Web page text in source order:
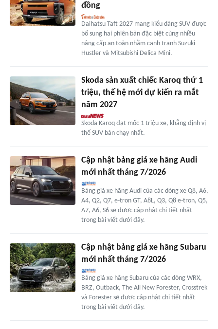
đồng
Daihatsu Taft 2027 mang kiểu dáng SUV được
bổ sung hai phiên bản đặc biệt cùng nhiều
nâng cấp an toàn nhằm cạnh tranh Suzuki
Hustler và Mitsubishi Delica Mini.
Skoda sản xuất chiếc Karoq thứ 1
triệu, thế hệ mới dự kiến ra mắt
năm 2027
Skoda Karoq đạt mốc 1 triệu xe, khẳng định vị
thế SUV bán chạy nhất.
Cập nhật bảng giá xe hãng Audi
mới nhất tháng 7/2026
Bảng giá xe hãng Audi của các dòng xe Q8, A6,
A4, Q2, Q7, e-tron GT, A8L, Q3, Q8 e-tron, Q5,
A7, A6, S6 sẽ được cập nhật chi tiết nhất
trong bài viết dưới đây.
Cập nhật bảng giá xe hãng Subaru
mới nhất tháng 7/2026
Bảng giá xe hãng Subaru của các dòng WRX,
BRZ, Outback, The All New Forester, Crosstrek
và Forester sẽ được cập nhật chi tiết nhất
trong bài viết dưới đây.